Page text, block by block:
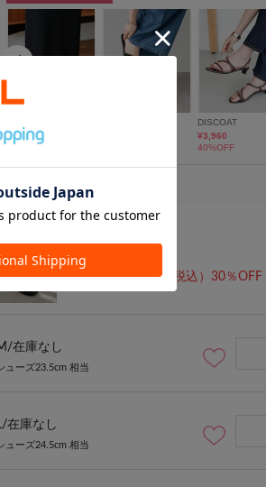
カラー：ベージュ
¥8,800→¥6,160（税込）30％OFF
在庫なし
ューズ23.5cm 相当
在庫なし
ューズ24.5cm 相当